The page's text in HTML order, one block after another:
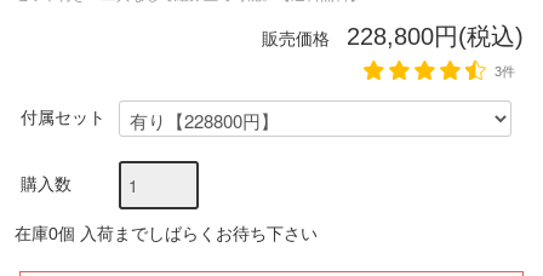
販売価格 228,800円(税込)
3件
付属セット
購入数
在庫0個 入荷までしばらくお待ち下さい